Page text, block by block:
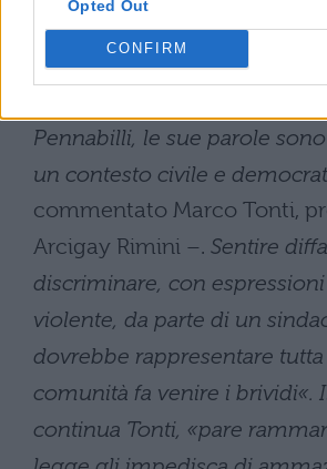
Opted Out
CONFIRM
detto Giannini aLa Zanzara
pronta la querela dell’
Pennabilli, le sue parole
un contesto civile e
commentato Marco Tonti,
Arcigay Rimini –. Sentire
discriminare, con
violente, da parte di un
dovrebbe rappresentare tutta
comunità fa venire i brividi«.
continua Tonti, «pare